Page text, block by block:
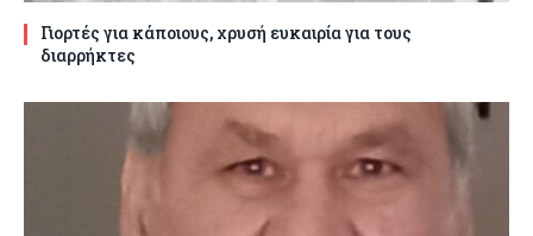
Γιορτές για κάποιους, χρυσή ευκαιρία για τους
διαρρήκτες